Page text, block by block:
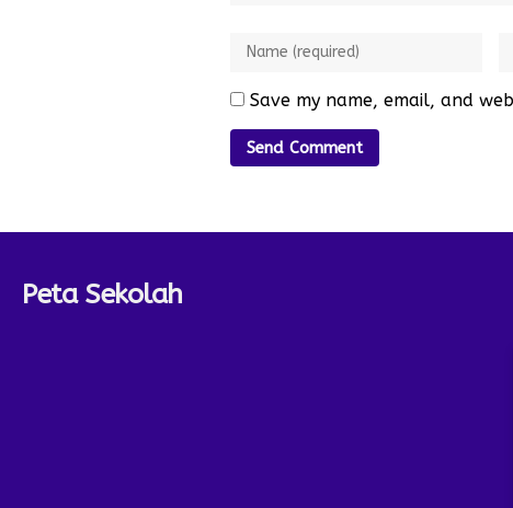
Save my name, email, and
Peta Sekolah